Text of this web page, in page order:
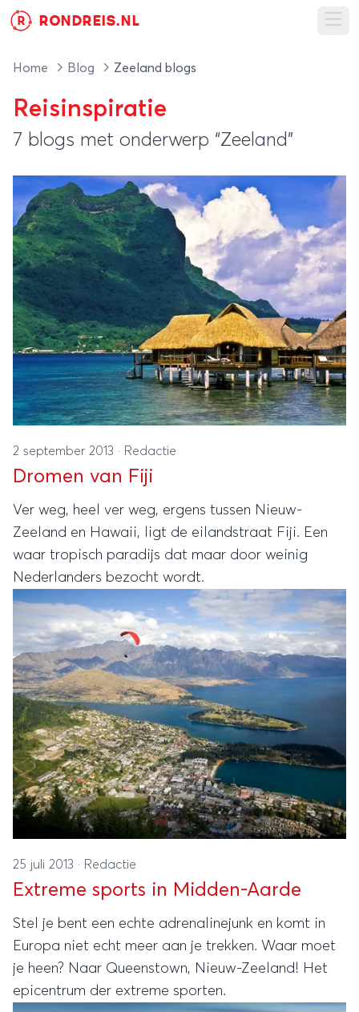
R RONDREIS.NL
Home Blog Zeeland blogs
Reisinspiratie
7 blogs met onderwerp “Zeeland”
2 september 2013 · Redactie
Dromen van Fiji
Ver weg, heel ver weg, ergens tussen Nieuw-
Zeeland en Hawaii, ligt de eilandstraat Fiji. Een
waar tropisch paradijs dat maar door weinig
Nederlanders bezocht wordt.
25 juli 2013 · Redactie
Extreme sports in Midden-Aarde
Stel je bent een echte adrenalinejunk en komt in
Europa niet echt meer aan je trekken. Waar moet
je heen? Naar Queenstown, Nieuw-Zeeland! Het
epicentrum der extreme sporten.